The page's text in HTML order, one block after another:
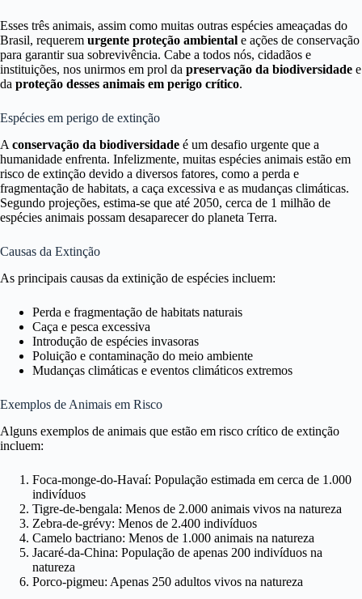
Esses três animais, assim como muitas outras espécies ameaçadas do
Brasil, requerem urgente proteção ambiental e ações de conservação
para garantir sua sobrevivência. Cabe a todos nós, cidadãos e
instituições, nos unirmos em prol da preservação da biodiversidade e
da proteção desses animais em perigo crítico.
Espécies em perigo de extinção
A conservação da biodiversidade é um desafio urgente que a
humanidade enfrenta. Infelizmente, muitas espécies animais estão em
risco de extinção devido a diversos fatores, como a perda e
fragmentação de habitats, a caça excessiva e as mudanças climáticas.
Segundo projeções, estima-se que até 2050, cerca de 1 milhão de
espécies animais possam desaparecer do planeta Terra.
Causas da Extinção
As principais causas da extinição de espécies incluem:
Perda e fragmentação de habitats naturais
Caça e pesca excessiva
Introdução de espécies invasoras
Poluição e contaminação do meio ambiente
Mudanças climáticas e eventos climáticos extremos
Exemplos de Animais em Risco
Alguns exemplos de animais que estão em risco crítico de extinção
incluem:
Foca-monge-do-Havaí: População estimada em cerca de 1.000
indivíduos
Tigre-de-bengala: Menos de 2.000 animais vivos na natureza
Zebra-de-grévy: Menos de 2.400 indivíduos
Camelo bactriano: Menos de 1.000 animais na natureza
Jacaré-da-China: População de apenas 200 indivíduos na
natureza
Porco-pigmeu: Apenas 250 adultos vivos na natureza